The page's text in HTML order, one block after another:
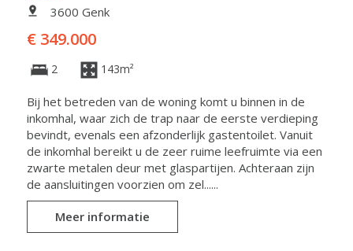
3600 Genk
€ 349.000
2 143m²
Bij het betreden van de woning komt u binnen in de
inkomhal, waar zich de trap naar de eerste verdieping
bevindt, evenals een afzonderlijk gastentoilet. Vanuit
de inkomhal bereikt u de zeer ruime leefruimte via een
zwarte metalen deur met glaspartijen. Achteraan zijn
de aansluitingen voorzien om zel......
Meer informatie